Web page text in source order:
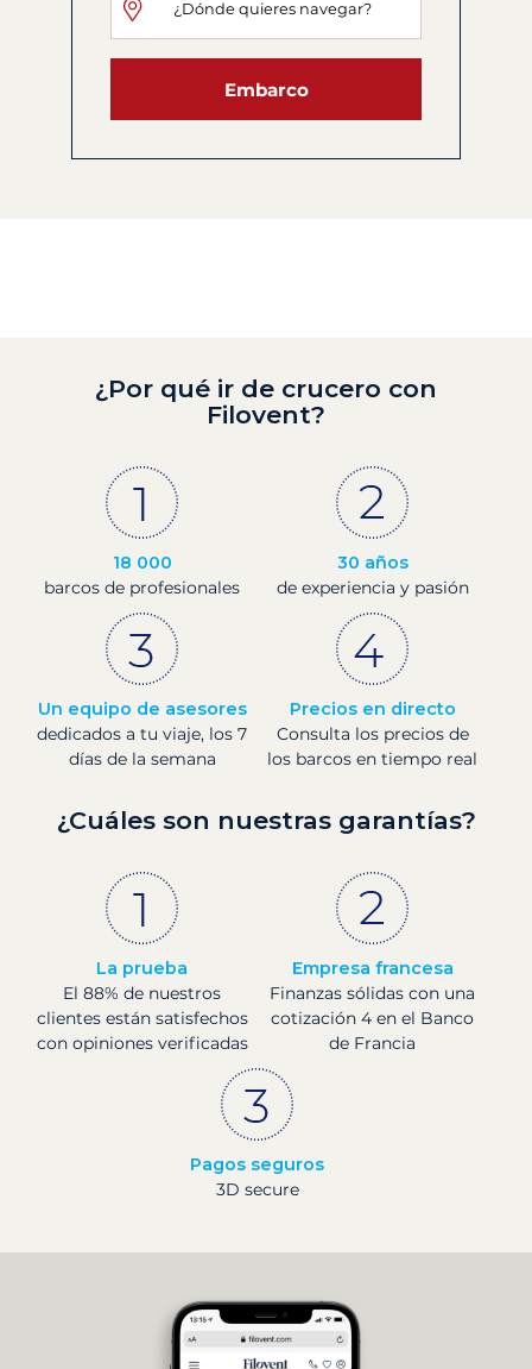
Embarco
¿Por qué ir de crucero con
Filovent?
18 000
barcos de profesionales
30 años
de experiencia y pasión
Un equipo de asesores
dedicados a tu viaje, los 7
días de la semana
Precios en directo
Consulta los precios de
los barcos en tiempo real
¿Cuáles son nuestras garantías?
La prueba
El 88% de nuestros
clientes están satisfechos
con opiniones verificadas
Empresa francesa
Finanzas sólidas con una
cotización 4 en el Banco
de Francia
Pagos seguros
3D secure